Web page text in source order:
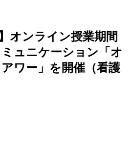
オンライン授業期間
ュニケーション「オ
ワー」を開催（看護